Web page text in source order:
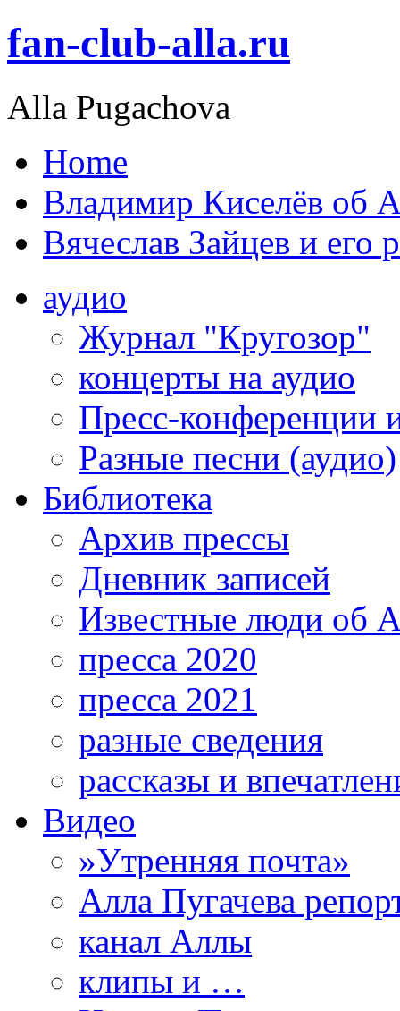
fan-club-alla.ru
Alla Pugachova
Home
Владимир Киселёв об
Вячеслав Зайцев и его
аудио
Журнал "Кругозор"
концерты на аудио
Пресс-конференции
Разные песни (аудио)
Библиотека
Архив прессы
Дневник записей
Известные люди об
пресса 2020
пресса 2021
разные сведения
рассказы и
Видео
»Утренняя почта»
Алла Пугачева
канал Аллы
клипы и …